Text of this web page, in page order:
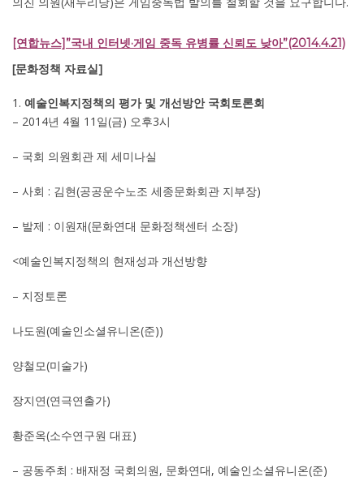
[연합뉴스]”국내 인터넷·게임 중독 유병률 신뢰도 낮아”(2014.4.21)
[문화정책 자료실]
예술인복지정책의 평가 및 개선방안 국회토론회
– 2014년 4월 11일(금) 오후3시
– 국회 의원회관 제 세미나실
– 사회 : 김현(공공운수노조 세종문화회관 지부장)
– 발제 : 이원재(문화연대 문화정책센터 소장)
<예술인복지정책의 현재성과 개선방향
– 지정토론
나도원(예술인소셜유니온(준))
양철모(미술가)
장지연(연극연출가)
황준옥(소수연구원 대표)
– 공동주최 : 배재정 국회의원, 문화연대, 예술인소셜유니온(준)